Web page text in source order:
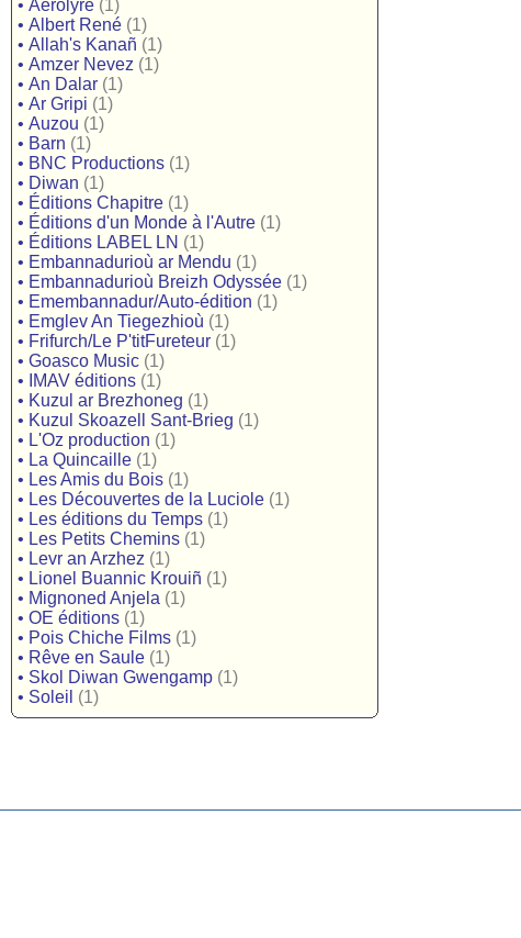
• Aérolyre (1)
• Albert René (1)
• Allah's Kanañ (1)
• Amzer Nevez (1)
• An Dalar (1)
• Ar Gripi (1)
• Auzou (1)
• Barn (1)
• BNC Productions (1)
• Diwan (1)
• Éditions Chapitre (1)
• Éditions d'un Monde à l'Autre (1)
• Éditions LABEL LN (1)
• Embannadurioù ar Mendu (1)
• Embannadurioù Breizh Odyssée (1)
• Emembannadur/Auto-édition (1)
• Emglev An Tiegezhioù (1)
• Frifurch/Le P'titFureteur (1)
• Goasco Music (1)
•
IMAV éditions (1)
• Kuzul ar Brezhoneg (1)
• Kuzul Skoazell Sant-Brieg (1)
• L'Oz production (1)
• La Quincaille (1)
• Les Amis du Bois (1)
• Les Découvertes de la Luciole (1)
• Les éditions du Temps (1)
• Les Petits Chemins (1)
• Levr an Arzhez (1)
• Lionel Buannic Krouiñ (1)
• Mignoned Anjela (1)
• OE éditions (1)
• Pois Chiche Films (1)
• Rêve en Saule (1)
• Skol Diwan Gwengamp (1)
• Soleil (1)